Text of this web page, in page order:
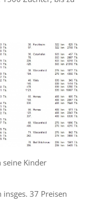
seine Kinder
37 Preisen